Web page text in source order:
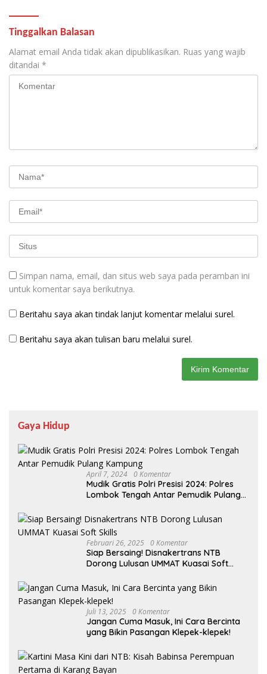
Tinggalkan Balasan
Alamat email Anda tidak akan dipublikasikan. Ruas yang wajib
ditandai *
Simpan nama, email, dan situs web saya pada peramban ini
untuk komentar saya berikutnya.
Beritahu saya akan tindak lanjut komentar melalui surel.
Beritahu saya akan tulisan baru melalui surel.
Gaya Hidup
April 7, 2024 0 Komentar
Mudik Gratis Polri Presisi 2024: Polres
Lombok Tengah Antar Pemudik Pulang
Februari 26, 2025 0 Komentar
Siap Bersaing! Disnakertrans NTB
Dorong Lulusan UMMAT Kuasai Soft
Juli 13, 2025 0 Komentar
Jangan Cuma Masuk, Ini Cara Bercinta
yang Bikin Pasangan Klepek-klepek!